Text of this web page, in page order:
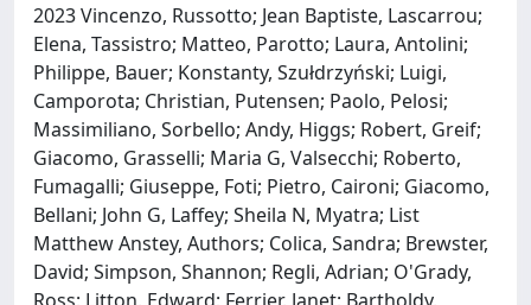
2023 Vincenzo, Russotto; Jean Baptiste, Lascarrou;
Elena, Tassistro; Matteo, Parotto; Laura, Antolini;
Philippe, Bauer; Konstanty, Szułdrzyński; Luigi,
Camporota; Christian, Putensen; Paolo, Pelosi;
Massimiliano, Sorbello; Andy, Higgs; Robert, Greif;
Giacomo, Grasselli; Maria G, Valsecchi; Roberto,
Fumagalli; Giuseppe, Foti; Pietro, Caironi; Giacomo,
Bellani; John G, Laffey; Sheila N, Myatra; List
Matthew Anstey, Authors; Colica, Sandra; Brewster,
David; Simpson, Shannon; Regli, Adrian; O'Grady,